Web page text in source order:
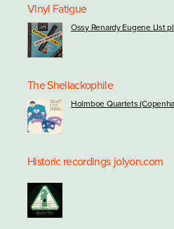
Vinyl Fatigue
Ossy Renardy Eugene LIst
The Shellackophile
Holmboe Quartets
Historic recordings jolyon.com